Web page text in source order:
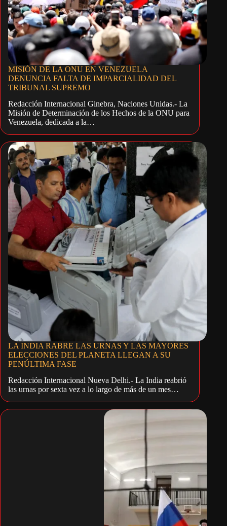
MISIÓN DE LA ONU EN VENEZUELA
DENUNCIA FALTA DE IMPARCIALIDAD DEL
TRIBUNAL SUPREMO
Redacción Internacional Ginebra, Naciones Unidas.- La
Misión de Determinación de los Hechos de la ONU para
Venezuela, dedicada a la…
LA INDIA RABRE LAS URNAS Y LAS MAYORES
ELECCIONES DEL PLANETA LLEGAN A SU
PENÚLTIMA FASE
Redacción Internacional Nueva Delhi.- La India reabrió
las urnas por sexta vez a lo largo de más de un mes…